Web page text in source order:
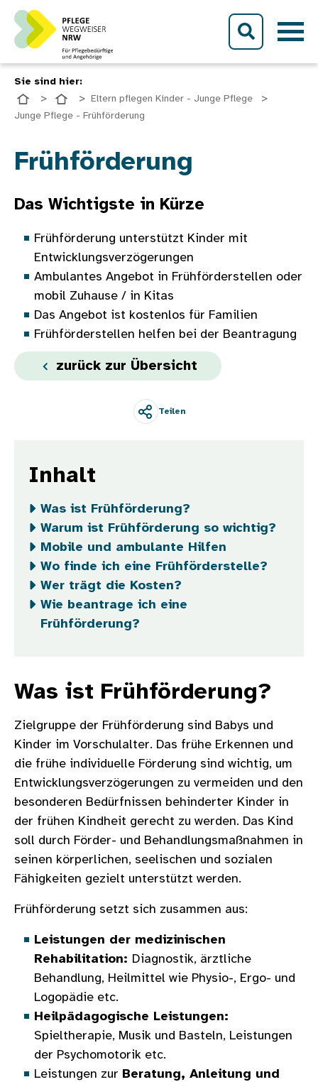
Direkt zum Inhalt
Sie sind hier:
Eltern pflegen Kinder - Junge Pflege
Junge Pflege - Frühförderung
BildFrühförderung
Das Wichtigste in Kürze
Frühförderung unterstützt Kinder mit
Entwicklungsverzögerungen
Ambulantes Angebot in Frühförderstellen oder
mobil Zuhause / in Kitas
Das Angebot ist kostenlos für Familien
Frühförderstellen helfen bei der Beantragung
zurück zur Übersicht
Teilen
Inhalt
Was ist Frühförderung?
Warum ist Frühförderung so wichtig?
Mobile und ambulante Hilfen
Wo finde ich eine Frühförderstelle?
Wer trägt die Kosten?
Wie beantrage ich eine
Frühförderung?
Was ist Frühförderung?
Zielgruppe der Frühförderung sind Babys und
Kinder im Vorschulalter. Das frühe Erkennen und
die frühe individuelle Förderung sind wichtig, um
Entwicklungsverzögerungen zu vermeiden und den
besonderen Bedürfnissen behinderter Kinder in
der frühen Kindheit gerecht zu werden. Das Kind
soll durch Förder- und Behandlungsmaßnahmen in
seinen körperlichen, seelischen und sozialen
Fähigkeiten gezielt unterstützt werden.
Frühförderung setzt sich zusammen aus:
Leistungen der medizinischen
Rehabilitation: Diagnostik, ärztliche
Behandlung, Heilmittel wie Physio-, Ergo- und
Logopädie etc.
Heilpädagogische Leistungen:
Spieltherapie, Musik und Basteln, Leistungen
der Psychomotorik etc.
Leistungen zur Beratung, Anleitung und